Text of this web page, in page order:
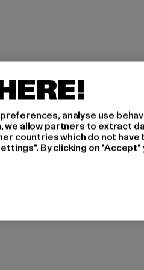
analyse use
allow partners to extract
countries which do not have
By clicking on